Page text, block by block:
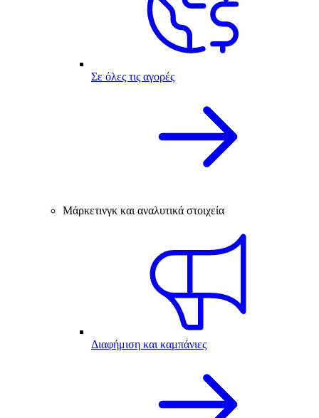
Σε όλες τις αγορές
Μάρκετινγκ και αναλυτικά στοιχεία
Διαφήμιση και καμπάνιες